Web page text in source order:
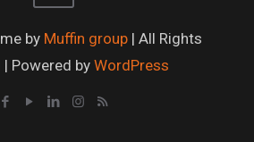
by Muffin group| All Rights
| Powered byWordPress